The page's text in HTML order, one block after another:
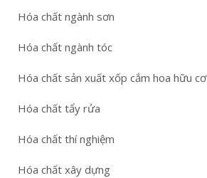
Hóa chất ngành sơn
Hóa chất ngành tóc
Hóa chất sản xuất xốp cắm hoa hữu cơ
Hóa chất tẩy rửa
Hóa chất thí nghiệm
Hóa chất xây dựng